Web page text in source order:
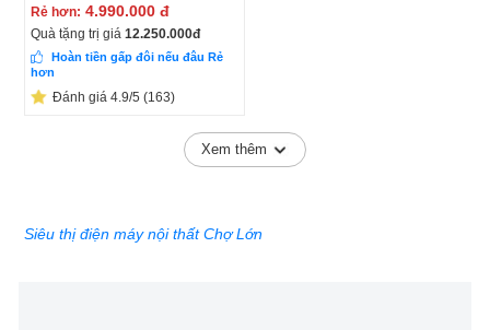
Rẻ hơn: 4.990.000 đ
Quà tặng trị giá 12.250.000đ
Hoàn tiền gấp đôi nếu đâu Rẻ
hơn
Đánh giá 4.9/5 (163)
Xem thêm
Siêu thị điện máy nội thất Chợ Lớn